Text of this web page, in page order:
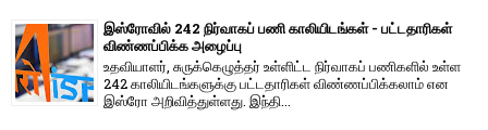
இஸ்ரோவில் 242 நிர்வாகப் பணி காலியிடங்கள் - பட்டதாரிகள்
விண்ணப்பிக்க அழைப்பு
உதவியாளர், சுருக்கெழுத்தர் உள்ளிட்ட நிர்வாகப் பணிகளில் உள்ள
242 காலியிடங்களுக்கு பட்டதாரிகள் விண்ணப்பிக்கலாம் என
இஸ்ரோ அறிவித்துள்ளது. இந்தி...